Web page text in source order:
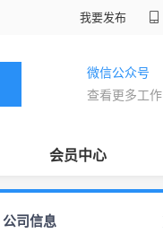
我要发布
微信公众号
查看更多工作
会员中心
公司信息